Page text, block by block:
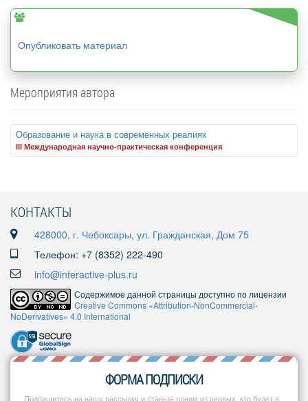
Опубликовать материал
Мероприятия автора
Образование и наука в современных реалиях
III Международная научно-практическая конференция
КОНТАКТЫ
428000, г. Чебоксары, ул. Гражданская, Дом 75
Телефон: +7 (8352) 222-490
info@interactive-plus.ru
Содержимое данной страницы доступно по лицензии
Creative Commons «Attribution-NonCommercial-
NoDerivatives» 4.0 International
ФОРМА ПОДПИСКИ
Подпишитесь на нашу рассылку и станьте одним из первых, кто будет в